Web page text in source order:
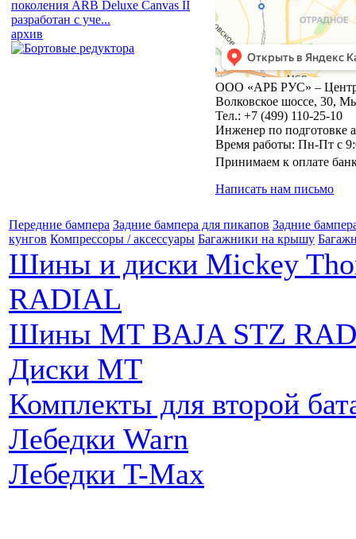
поколения ARB Deluxe Canvas II
разработан с уче...
архив
ООО «АРБ РУС» –
Волковское шоссе, 30,
Тел.: +7 (499) 110-25-10
Инженер по подготовке
Время работы: Пн-Пт с
Принимаем к оплате
Написать нам письмо
Передние бампера Задние бампера для пикапов Задние
кунгов Компрессоры / аксессуары Багажники на крышу
Шины и диски Mickey
RADIAL
Шины MT BAJA STZ
Диски MT
Комплекты для второй
Лебедки Warn
Лебедки T-Max